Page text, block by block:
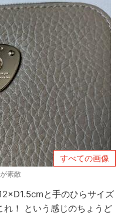
すべての画像
素敵
と手のひらサイズ
！ という感じのちょうど